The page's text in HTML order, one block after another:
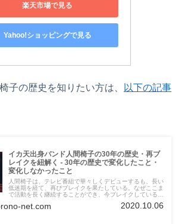
楽天市場で見る
Yahoo!ショッピングで見る
子の歴史を知りたい方は、
以下の記事
イカ天出身バンド人間椅子の30年の歴史・再ブ
レイクを紐解く - 30年の歴史で変化したこと・
変化しなかったこと
人間椅子は、テレビ番組で華々しくデビューするも、長い
低迷期を経て、再びブレイクを果たしている。なぜここま
で活動を長く継続することができ、今ブレイクしているの
れている。
net.com 2020.10.06